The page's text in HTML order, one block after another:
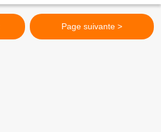
Page suivante >